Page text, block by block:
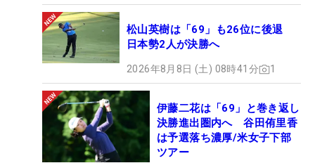
松山英樹は「69」も26位に後退
日本勢2人が決勝へ
2026年8月8日 (土) 08時41分 1
伊藤二花は「69」と巻き返し
決勝進出圏内へ 谷田侑里香
は予選落ち濃厚/米女子下部
ツアー